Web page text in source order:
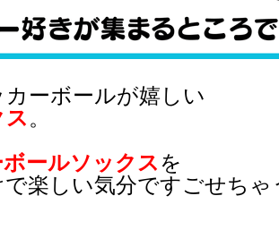
ーボールが嬉しい
。
ールソックスを
楽しい気分ですごせちゃ